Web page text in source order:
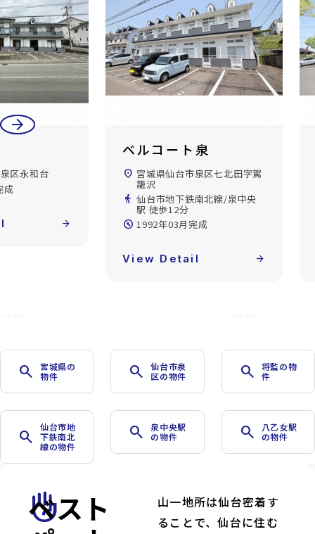
arrow_back
arrow_forward
区七北田字駕
メゾンドタケヒロＣ
location_on 宮城県仙台市泉区七北田字白
水沢
directions_walk 仙台市地下鉄南北線/泉中央
駅 徒歩16分
build_circle 1997年03月完成
View Detail arrow_forward
search
宮城県の
物件
search
仙台市泉
区の物件
search
将監の物
件
search
仙台市地
下鉄南北
線の物件
search
泉中央駅
の物件
search
八乙女駅
の物件
front_hand
ベスト
山一地所は仙台密着す
ることで、仙台に住む